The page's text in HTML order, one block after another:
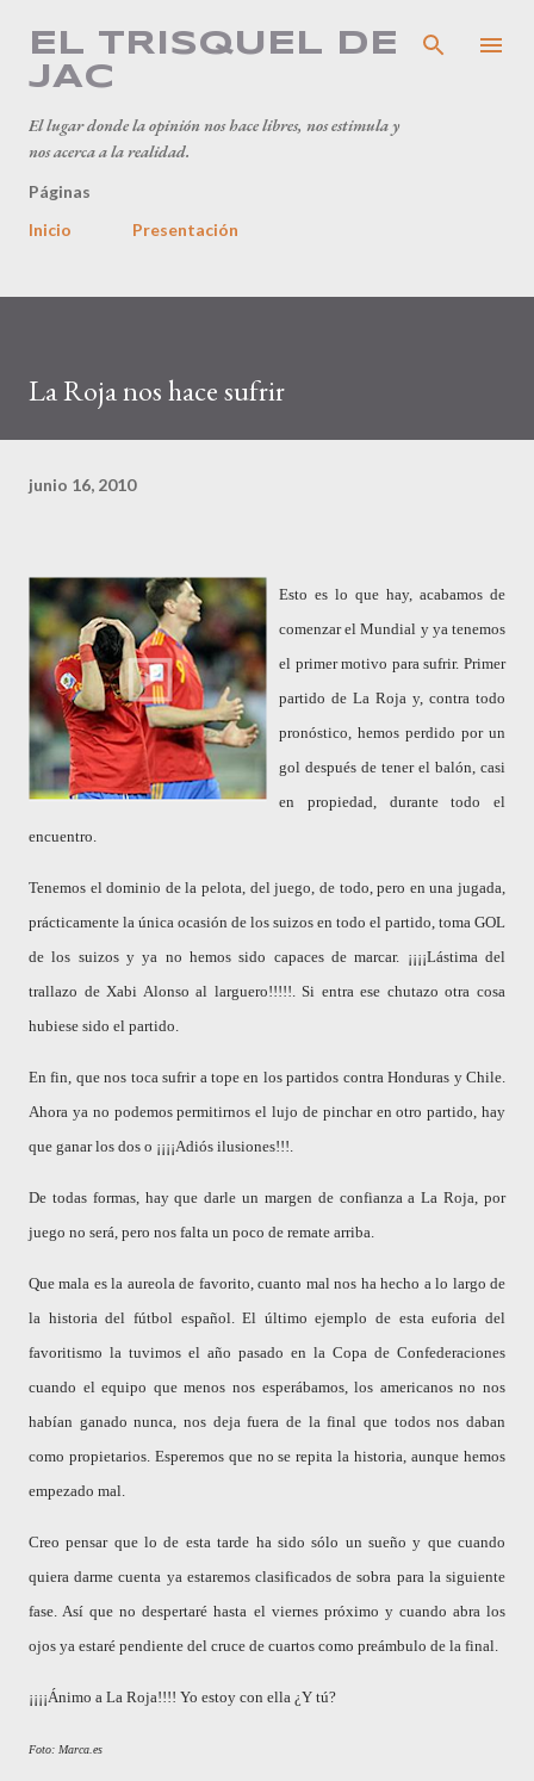
Ir al contenido principal
EL TRISQUEL DE
JAC
El lugar donde la opinión nos hace libres, nos estimula y
nos acerca a la realidad.
Páginas
Inicio
Presentación
La Roja nos hace sufrir
junio 16, 2010
Esto es lo que hay, acabamos de
comenzar el Mundial y ya tenemos
el primer motivo para sufrir. Primer
partido de La Roja y, contra todo
pronóstico, hemos perdido por un
gol después de tener el balón, casi
en propiedad, durante todo el
encuentro.
Tenemos el dominio de la pelota, del juego, de todo, pero en una jugada,
prácticamente la única ocasión de los suizos en todo el partido, toma GOL
de los suizos y ya no hemos sido capaces de marcar. ¡¡¡¡Lástima del
trallazo de Xabi Alonso al larguero!!!!!. Si entra ese chutazo otra cosa
hubiese sido el partido.
En fin, que nos toca sufrir a tope en los partidos contra Honduras y Chile.
Ahora ya no podemos permitirnos el lujo de pinchar en otro partido, hay
que ganar los dos o ¡¡¡¡Adiós ilusiones!!!.
De todas formas, hay que darle un margen de confianza a La Roja, por
juego no será, pero nos falta un poco de remate arriba.
Que mala es la aureola de favorito, cuanto mal nos ha hecho a lo largo de
la historia del fútbol español. El último ejemplo de esta euforia del
favoritismo la tuvimos el año pasado en la Copa de Confederaciones
cuando el equipo que menos nos esperábamos, los americanos no nos
habían ganado nunca, nos deja fuera de la final que todos nos daban
como propietarios. Esperemos que no se repita la historia, aunque hemos
empezado mal.
Creo pensar que lo de esta tarde ha sido sólo un sueño y que cuando
quiera darme cuenta ya estaremos clasificados de sobra para la siguiente
fase. Así que no despertaré hasta el viernes próximo y cuando abra los
ojos ya estaré pendiente del cruce de cuartos como preámbulo de la final.
¡¡¡¡Ánimo a La Roja!!!! Yo estoy con ella ¿Y tú?
Foto: Marca.es